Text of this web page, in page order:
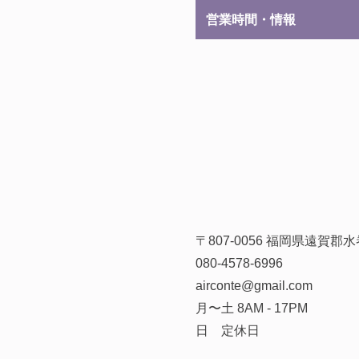
営業時間・情報
〒807-0056 福岡県遠賀郡
080-4578-6996
airconte@gmail.com
月〜土 8AM - 17PM
日 定休日